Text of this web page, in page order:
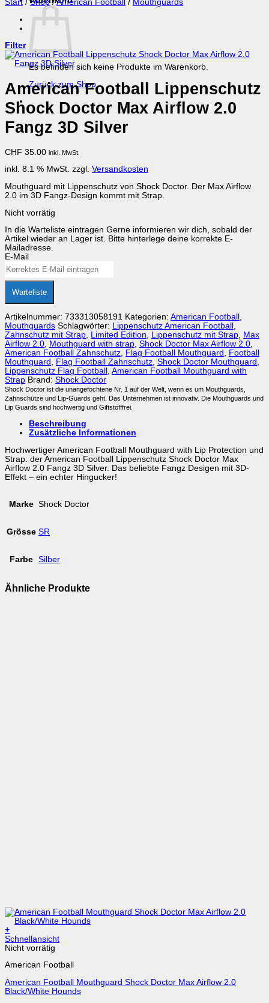
Es befinden sich keine Produkte im Warenkorb.
Zurück zum Shop
Start / Shop / American Football / Mouthguards
Filter
American Football Lippenschutz
Shock Doctor Max Airflow 2.0
Fangz 3D Silver
CHF 35.00 inkl. MwSt.
inkl. 8.1 % MwSt. zzgl. Versandkosten
Mouthguard mit Lippenschutz von Shock Doctor. Der Max Airflow
2.0 im 3D Fangz-Design kommt mit Strap.
Nicht vorrätig
In die Warteliste eintragen Gerne informieren wir dich, sobald der
Artikel wieder an Lager ist. Bitte hinterlege deine korrekte E-
Mailadresse.
E-Mail
Warteliste
Artikelnummer: 733313058191 Kategorien: American Football
Mouthguards Schlagwörter: Lippenschutz American Football
Zahnschutz mit Strap
Limited Edition Lippenschutz mit Strap
Max
Airflow 2.0
Mouthguard with strap Shock Doctor Max Airflow 2.0
American Football Zahnschutz
Flag Football Mouthguard
Football
Mouthguard
Flag Football Zahnschutz Shock Doctor Mouthguard
Lippenschutz Flag Football
American Football Mouthguard with
Strap Brand: Shock Doctor
Shock Doctor ist die unangefochtene Nr. 1 auf der Welt, wenn es um Mouthguards,
Zahnschütze und Lip-Guards geht. Das Unternehmen ist innovativ. Die Mouthguards und
Lip Guards sind hochwertig und Giftstofffrei.
Beschreibung
Zusätzliche Informationen
Hochwertiger American Football Mouthguard with Lip Protection und
Strap: der American Football Lippenschutz Shock Doctor Max
Airflow 2.0 Fangz 3D Silver. Das beliebte Fangz Desigen mit 3D-
Effekt – ein echter Hingucker!
Marke Shock Doctor
Grösse SR
Farbe Silber
Ähnliche Produkte
+
Schnellansicht
Nicht vorrätig
American Football
American Football Mouthguard Shock Doctor Max Airflow 2.0
Black/White Hounds